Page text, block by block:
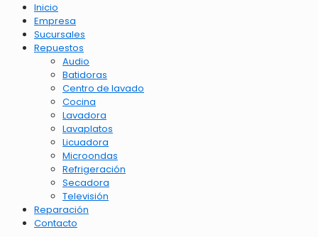
Inicio
Empresa
Sucursales
Repuestos
Audio
Batidoras
Centro de lavado
Cocina
Lavadora
Lavaplatos
Licuadora
Microondas
Refrigeración
Secadora
Televisión
Reparación
Contacto